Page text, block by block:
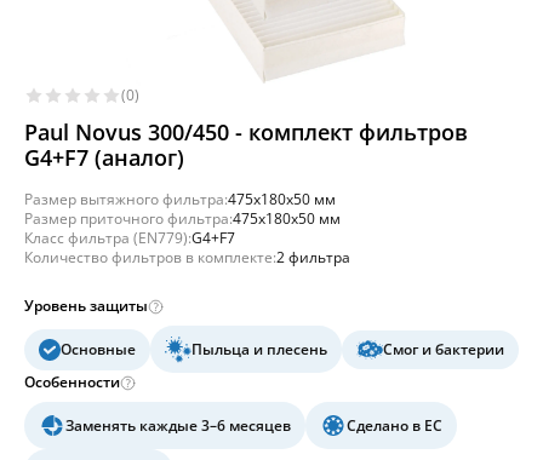
(0)
Paul Novus 300/450 - комплект фильтров
G4+F7 (аналог)
Размер вытяжного фильтра:475x180x50 мм
Размер приточного фильтра:475x180x50 мм
Класс фильтра (EN779):G4+F7
Количество фильтров в комплекте:2 фильтра
Уровень защиты
Основные Пыльца и плесень
Смог и бактерии
Особенности
Заменять каждые 3–6 месяцев Сделано в ЕС